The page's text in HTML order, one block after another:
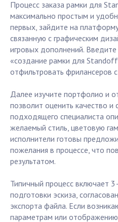
Процесс заказа рамки для
максимально простым и
первых, зайдите на
связанную с графическим
игровых дополнений.
«создание рамки для
отфильтровать
Далее изучите портфолио и
позволит оценить качество
подходящего специалиста
желаемый стиль, цветовую
исполнители готовы
пожелания в процессе, что
результатом.
Типичный процесс включает
подготовки эскиза,
экспорта файла. Если
параметрам или